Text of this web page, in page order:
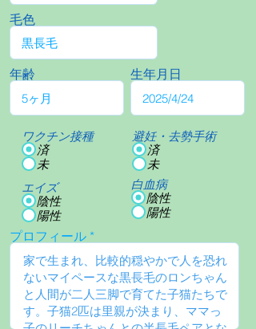
毛色
年齢
ワクチン接種
済
未
エイズ
陰性
陽性
生年月日
避妊・去勢手術
済
未
白血病
陰性
陽性
プロフィール